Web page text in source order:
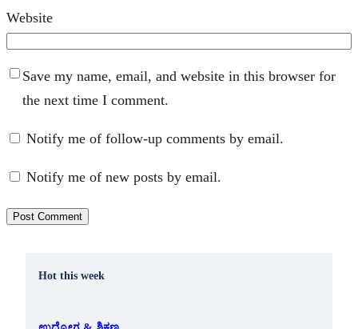
Website
Save my name, email, and website in this browser for
the next time I comment.
Notify me of follow-up comments by email.
Notify me of new posts by email.
Hot this week